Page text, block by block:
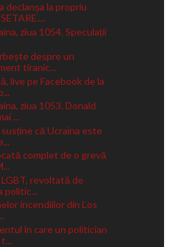
declanșa la propriu
ziua 1054. Speculații
despre un
tiranic...
live pe Facebook de la
ziua 1053. Donald
...
că Ucraina este
complet de o grevă
revoltată de
politic...
incendiilor din Los
în care un politician